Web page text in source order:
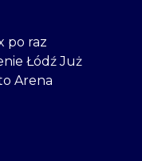
po raz
Łódź Już
Arena